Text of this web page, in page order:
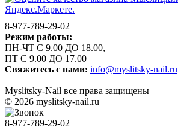
8-977-789-29-02
Режим работы:
ПН-ЧТ С 9.00 ДО 18.00,
ПТ С 9.00 ДО 17.00
Свяжитесь с нами: info@myslitsky-nail.ru
Myslitsky-Nail все права защищены
© 2026 myslitsky-nail.ru
8-977-789-29-02